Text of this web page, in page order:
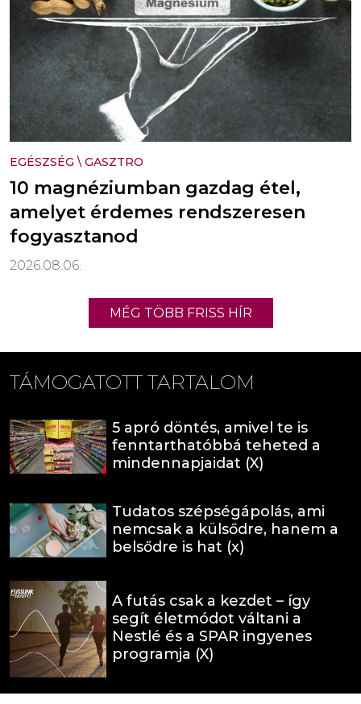
EGÉSZSÉG \ GASZTRO
10 magnéziumban gazdag étel,
amelyet érdemes rendszeresen
fogyasztanod
2026.08.06.
MÉG TÖBB FRISS HÍR
TÁMOGATOTT TARTALOM
5 apró döntés, amivel te is
fenntarthatóbbá teheted a
mindennapjaidat (X)
Tudatos szépségápolás, ami
nemcsak a külsődre, hanem a
belsődre is hat (x)
A futás csak a kezdet – így
segít életmódot váltani a
Nestlé és a SPAR ingyenes
programja (X)